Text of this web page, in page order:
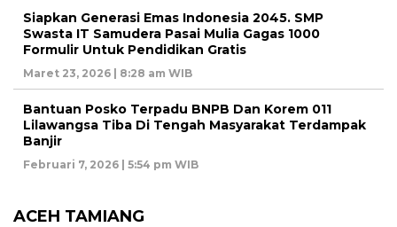
Siapkan Generasi Emas Indonesia 2045. SMP
Swasta IT Samudera Pasai Mulia Gagas 1000
Formulir Untuk Pendidikan Gratis
Maret 23, 2026 | 8:28 am WIB
Bantuan Posko Terpadu BNPB Dan Korem 011
Lilawangsa Tiba Di Tengah Masyarakat Terdampak
Banjir
Februari 7, 2026 | 5:54 pm WIB
ACEH TAMIANG